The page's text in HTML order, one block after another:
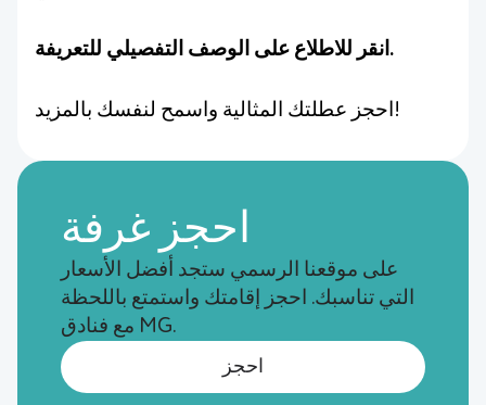
انقر للاطلاع على الوصف التفصيلي للتعريفة.
احجز عطلتك المثالية واسمح لنفسك بالمزيد!
احجز غرفة
على موقعنا الرسمي ستجد أفضل الأسعار
التي تناسبك. احجز إقامتك واستمتع باللحظة
مع فنادق MG.
احجز